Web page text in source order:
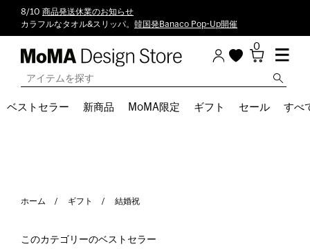
8/10 商品発送休業のお知らせ
カラフルなタオル&スリッパ。 韓国発Banaco Pop-Up開催
0
ベストセラー 新商品 MoMA限定 ギフト セール すべ
ホーム ギフト 結婚祝
このカテゴリーのベストセラー